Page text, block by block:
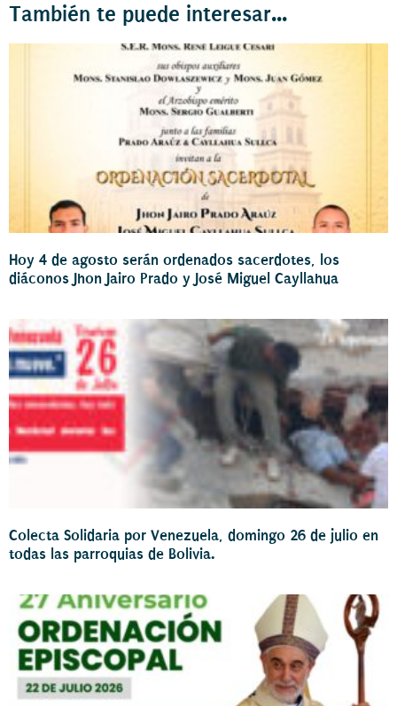
También te puede interesar...
Hoy 4 de agosto serán ordenados sacerdotes, los
diáconos Jhon Jairo Prado y José Miguel Cayllahua
Colecta Solidaria por Venezuela, domingo 26 de julio en
todas las parroquias de Bolivia.